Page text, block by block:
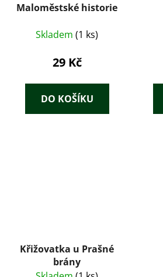
Maloměstské historie
Skladem (1 ks)
29 Kč
DO KOŠÍKU
Křižovatka u Prašné
brány